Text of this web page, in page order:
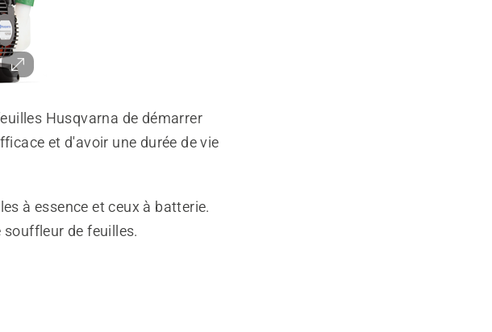
Husqvarna de démarrer
et d'avoir une durée de vie
à essence et ceux à batterie.
de feuilles.